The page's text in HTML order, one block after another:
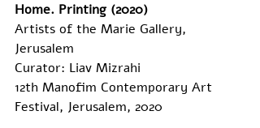
Home. Printing (2020)
Artists of the Marie Gallery,
Jerusalem
Curator: Liav Mizrahi
12th Manofim Contemporary Art
Festival, Jerusalem, 2020